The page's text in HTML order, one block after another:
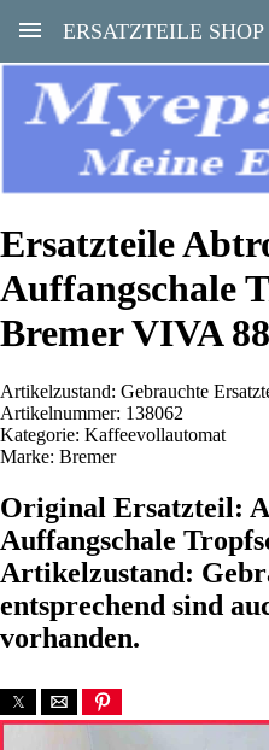
ERSATZTEILE SHOP
Ersatzteile
Auffangschale
Bremer VIVA
Artikelzustand: Gebrauchte
Artikelnummer: 138062
Kategorie: Kaffeevollautomat
Marke: Bremer
Original Ersatzteil:
Auffangschale
Artikelzustand:
entsprechend sind
vorhanden.